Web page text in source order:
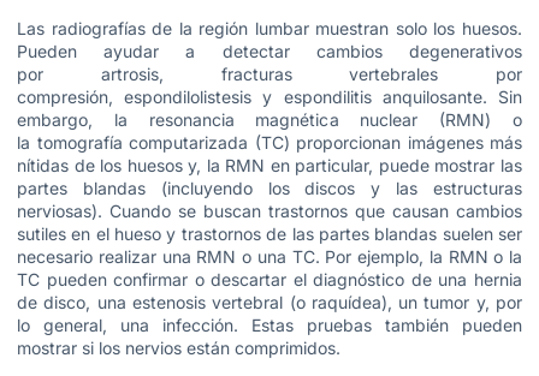
Las radiografías de la región lumbar muestran solo los huesos.
Pueden ayudar a detectar cambios degenerativos
por artrosis, fracturas vertebrales por
compresión, espondilolistesis y espondilitis anquilosante. Sin
embargo, la resonancia magnética nuclear (RMN) o
la tomografía computarizada (TC) proporcionan imágenes más
nítidas de los huesos y, la RMN en particular, puede mostrar las
partes blandas (incluyendo los discos y las estructuras
nerviosas). Cuando se buscan trastornos que causan cambios
sutiles en el hueso y trastornos de las partes blandas suelen ser
necesario realizar una RMN o una TC. Por ejemplo, la RMN o la
TC pueden confirmar o descartar el diagnóstico de una hernia
de disco, una estenosis vertebral (o raquídea), un tumor y, por
lo general, una infección. Estas pruebas también pueden
mostrar si los nervios están comprimidos.